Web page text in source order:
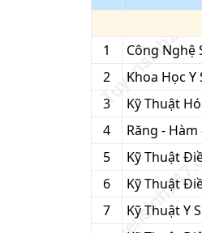
1
Công Nghệ
2
Khoa Học Y
3
Kỹ Thuật
4
Răng -
5
Kỹ Thuật
6
Kỹ Thuật
7
Kỹ Thuật Y